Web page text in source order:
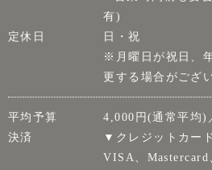
有)
定休日
日・祝
※月曜日が祝日、
更する場合がござ
平均予算
4,000円(通常平均)
決済
▼クレジットカード
VISA、